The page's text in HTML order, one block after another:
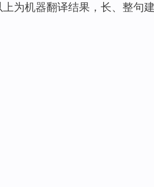
上为机器翻译结果，长、整句